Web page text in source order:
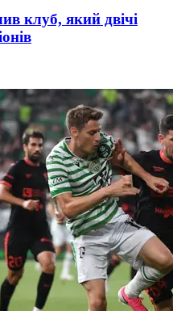
клуб, який двічі